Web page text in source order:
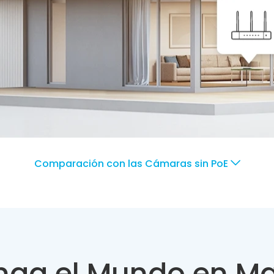
Comparación con las Cámaras sin PoE